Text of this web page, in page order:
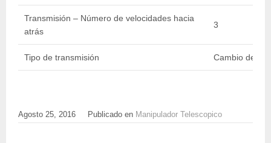
Transmisión – Número de velocidades hacia
atrás
3
Tipo de transmisión Cambio de
Agosto 25, 2016 Publicado en Manipulador Telescopico